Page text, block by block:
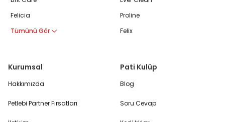
Felicia
Tümünü Gör
Proline
Felix
Kurumsal
Hakkımızda
Petlebi Partner Fırsatları
Pati Kulüp
Blog
Soru Cevap